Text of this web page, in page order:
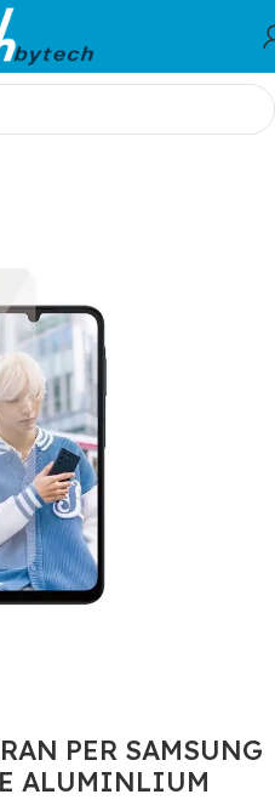
IT
PER SAMSUNG
ALUMINLIUM